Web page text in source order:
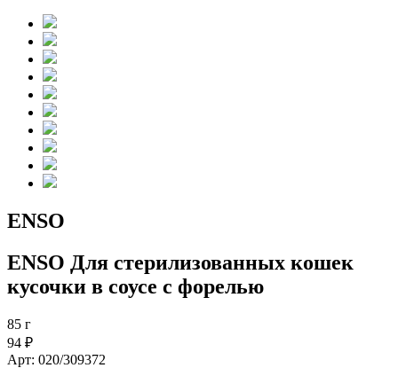
ENSO
ENSO Для стерилизованных кошек
кусочки в соусе с форелью
85 г
94 ₽
Арт: 020/309372